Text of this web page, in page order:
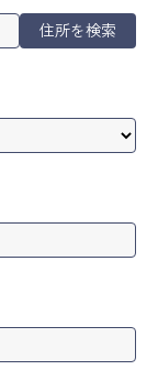
住所を検索